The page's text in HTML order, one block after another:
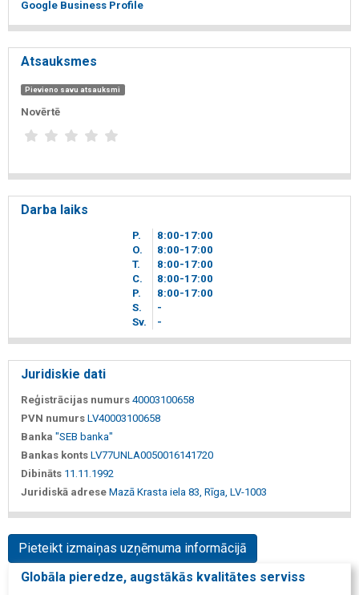
Google Business Profile
Atsauksmes
Pievieno savu atsauksmi
Novērtē
Darba laiks
P. 8 00-17 00
O.
8 00-17 00
T.
8 00-17 00
C.
8 00-17 00
P.
8 00-17 00
S.
-
Sv.
-
Juridiskie dati
Reģistrācijas numurs 40003100658
PVN numurs LV40003100658
Banka "SEB banka"
Bankas konts LV77UNLA0050016141720
Dibināts 11.11.1992
Juridiskā adrese Mazā Krasta iela 83, Rīga, LV-1003
Pieteikt izmaiņas uzņēmuma informācijā
Globāla pieredze, augstākās kvalitātes serviss